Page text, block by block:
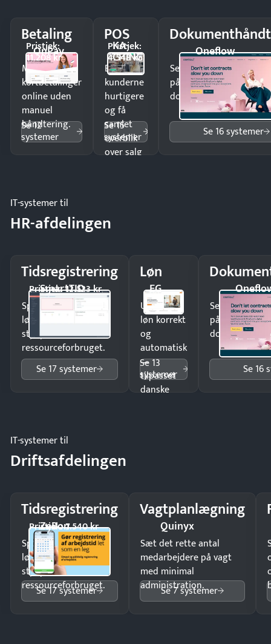
Betaling
OnPay
Pristjek:
11.208 kr
Modtag
kortbetalinger
online uden
manuel
håndtering.
Se 12
systemer
POS
KA-
CHING
Pristjek:
4.548 kr
Ekspedér
kunderne
hurtigere
og få
samlet
overblik
over salg
Se 15
systemer
Oneflow
Send kontrakter til
på minutter og mist
dokumenter.
Se 16 systemer
IT-systemer til
HR-afdelingen
Tidsregistrering
SmartTID
Pristjek: 12.523 kr
Spar tid på
lønberegning og få
styr på
ressourceforbruget.
Se 17 systemer
Løn
EG
Udbetal
løn korrekt
og
automatisk
—
tilpasset
danske
Se 13
systemer
Send
på minutter
dokumenter.
Se 16
IT-systemer til
Driftsafdelingen
Tidsregistrering
ZeBon
Pristjek: 7.540 kr
Spar tid på
lønberegning og få
styr på
ressourceforbruget.
Se 17 systemer
Vagtplanlægning
Quinyx
Sæt det rette antal
medarbejdere på vagt
med minimal
administration.
Se 7 systemer